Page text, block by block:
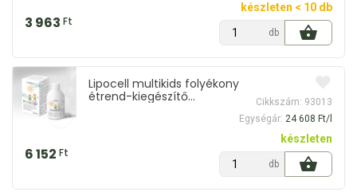
3 963 Ft
készleten < 10 db
db
Lipocell multikids folyékony
étrend-kiegészítő
Cikkszám: 93013
Egységár: 24 608 Ft/l
6 152 Ft
készleten
db